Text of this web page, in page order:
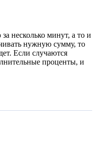
несколько минут, а то и
нужную сумму, то
Если случаются
проценты, и